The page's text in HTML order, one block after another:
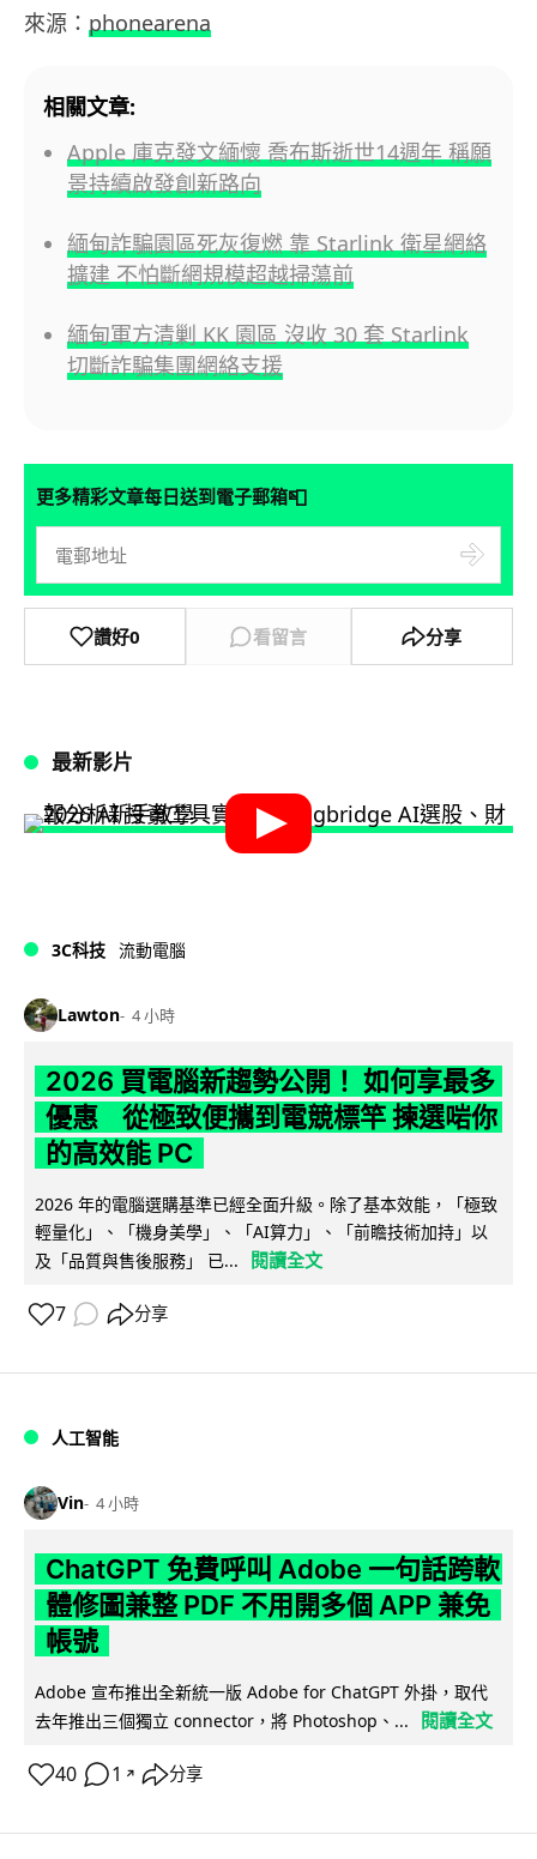
來源： phonearena
相關文章:
Apple 庫克發文緬懷 喬布斯逝世14週年 稱願
景持續啟發創新路向
緬甸詐騙園區死灰復燃 靠 Starlink 衛星網絡
擴建 不怕斷網規模超越掃蕩前
緬甸軍方清剿 KK 園區 沒收 30 套 Starlink
切斷詐騙集團網絡支援
更多精彩文章每日送到電子郵箱📮
讚好0 看留言 分享
最新影片
3C科技 流動電腦
Lawton 4 小時
2026 買電腦新趨勢公開！ 如何享最多
優惠 從極致便攜到電競標竿 揀選啱你
的高效能 PC
2026 年的電腦選購基準已經全面升級。除了基本效能，「極致
輕量化」、「機身美學」、「AI算力」、「前瞻技術加持」以
及「品質與售後服務」 已...
閱讀全文
7 分享
人工智能
Vin 4 小時
ChatGPT 免費呼叫 Adobe 一句話跨軟
體修圖兼整 PDF 不用開多個 APP 兼免
帳號
Adobe 宣布推出全新統一版 Adobe for ChatGPT 外掛，取代
去年推出三個獨立 connector，將 Photoshop、...
閱讀全文
40 1 ↗ 分享